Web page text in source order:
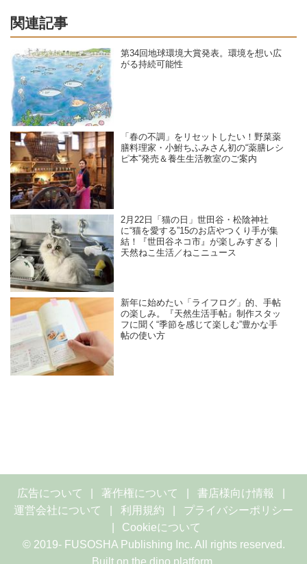
関連記事
第34回地球環境大賞発表。環境を想い広
がる持続可能性
「春の不調」をリセットしたい！野菜薬
膳料理家・小鮒ちふみさん初の“薬膳レシ
ピ本”発売＆養生生活教室のご案内
2月22日「猫の日」世田谷・松陰神社
に“猫を愛する”15のお店やつくり手が集
結！『世田谷ネコ市』が楽しみすぎる｜
天然ねこ生活／ねこニュース
新年に始めたい「ライフログ」的、手帖
の楽しみ。『天然生活手帖』制作スタッ
フに聞く“季節を感じて楽しむ”豊かな手
帖の使い方
広告について 著作権について
書店様向け情報
運営会社について
利用規約
プライバシーポリシー
Cookieについて
© 2019- FUSOSHA Publishing Inc. All rights reserved.